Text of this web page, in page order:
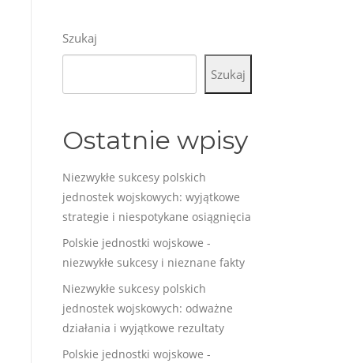
Szukaj
Szukaj
Ostatnie wpisy
Niezwykłe sukcesy polskich
jednostek wojskowych: wyjątkowe
strategie i niespotykane osiągnięcia
Polskie jednostki wojskowe -
niezwykłe sukcesy i nieznane fakty
Niezwykłe sukcesy polskich
jednostek wojskowych: odważne
działania i wyjątkowe rezultaty
Polskie jednostki wojskowe -